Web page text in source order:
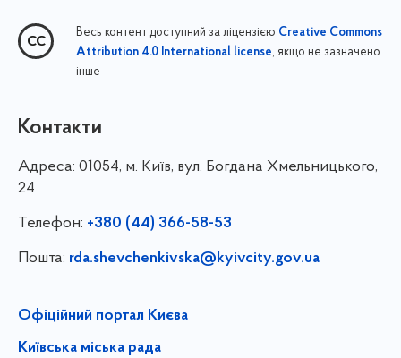
Весь контент доступний за ліцензією Creative Commons
Attribution 4.0 International license, якщо не зазначено
інше
Контакти
Адреса: 01054, м. Київ, вул. Богдана Хмельницького,
24
Телефон: +380 (44) 366-58-53
Пошта: rda.shevchenkivska@kyivcity.gov.ua
Офіційний портал Києва
Київська міська рада